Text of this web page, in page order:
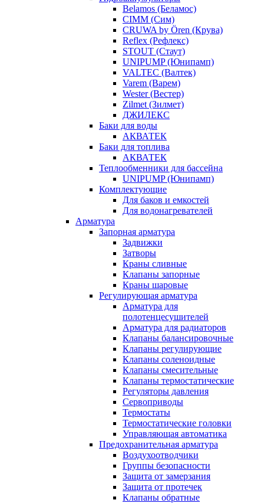
Belamos (Беламос)
CIMM (Сим)
CRUWA by Ören (Крува)
Reflex (Рефлекс)
STOUT (Стаут)
UNIPUMP (Юнипамп)
VALTEC (Валтек)
Varem (Варем)
Wester (Вестер)
Zilmet (Зилмет)
ДЖИЛЕКС
Баки для воды
АКВАТЕК
Баки для топлива
АКВАТЕК
Теплообменники для бассейна
UNIPUMP (Юнипамп)
Комплектующие
Для баков и емкостей
Для водонагревателей
Арматура
Запорная арматура
Задвижки
Затворы
Краны сливные
Клапаны запорные
Краны шаровые
Регулирующая арматура
Арматура для
полотенцесушителей
Арматура для радиаторов
Клапаны балансировочные
Клапаны регулирующие
Клапаны соленоидные
Клапаны смесительные
Клапаны термостатические
Регуляторы давления
Сервоприводы
Термостаты
Термостатические головки
Управляющая автоматика
Предохранительная арматура
Воздухоотводчики
Группы безопасности
Защита от замерзания
Защита от протечек
Клапаны обратные